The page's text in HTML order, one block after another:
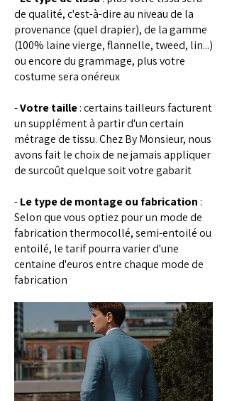
de qualité, c'est-à-dire au niveau de la
provenance (quel drapier), de la gamme
(100% laine vierge, flannelle, tweed, lin...)
ou encore du grammage, plus votre
costume sera onéreux
-Votre taille: certains tailleurs facturent
un supplément à partir d'un certain
métrage de tissu. Chez By Monsieur, nous
avons fait le choix de ne jamais appliquer
de surcoût quelque soit votre gabarit
-Le type de montage ou fabrication :
Selon que vous optiez pour un mode de
fabrication thermocollé, semi-entoilé ou
entoilé, le tarif pourra varier d'une
centaine d'euros entre chaque mode de
fabrication